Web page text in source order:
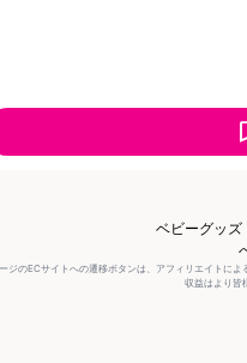
ベビーグッズ
ジのECサイトへの遷移ボタンは、アフィリエイトに
収益はより皆